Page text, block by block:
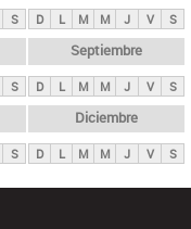
S D L M M J V S
S
Septiembre
D L M M J V S
S
Diciembre
D L M M J V S